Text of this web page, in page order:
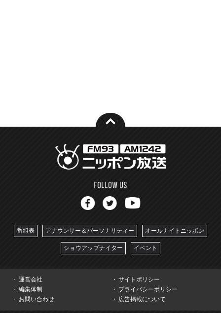
番組表 アナウンサー＆パーソナリティー オールナイトニッポン
ショウアップナイター イベント
運営会社
サイトポリシー
編集体制
プライバシーポリシー
お問い合わせ
広告掲載について